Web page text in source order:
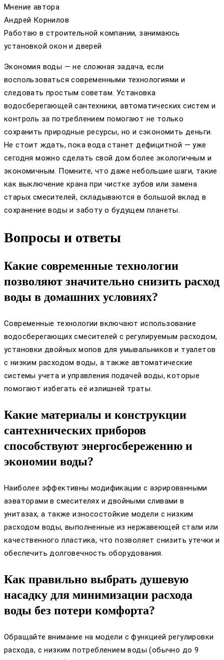
Мнение автора
Андрей Корнилов
Работаю в строительной компании, занимаюсь
установкой окон и дверей
Экономия воды — не сложная задача, если
воспользоваться современными технологиями и
следовать простым советам. Установка
водосберегающей сантехники, автоматических систем и
контроль за потреблением помогают не только
сохранить природные ресурсы, но и сэкономить деньги.
Не стоит ждать, пока вода станет дефицитной — уже
сегодня можно сделать свой дом более экологичным и
экономичным. Помните, что даже небольшие шаги, такие
как выключение крана при чистке зубов или замена
старых смесителей, складываются в большой вклад в
сохранение воды и заботу о будущем планеты.
Вопросы и ответы
Какие современные технологии
позволяют значительно снизить расход
воды в домашних условиях?
Современные технологии включают использование
водосберегающих смесителей с регулируемым расходом,
установки двойных мопов для умывальников и туалетов
с низким расходом воды, а также автоматические
системы учета и управления подачей воды, которые
помогают избегать её излишней траты.
Какие материалы и конструкции
сантехнических приборов
способствуют энергосбережению и
экономии воды?
Наиболее эффективны модификации с аэрированными
аэваторами в смесителях и двойными сливами в
унитазах, а также износостойкие модели с низким
расходом воды, выполненные из нержавеющей стали или
качественного пластика, что позволяет снизить утечки и
обеспечить долговечность оборудования.
Как правильно выбрать душевую
насадку для минимизации расхода
воды без потери комфорта?
Обращайте внимание на модели с функцией регулировки
расхода, с низким потреблением воды (обычно до 9